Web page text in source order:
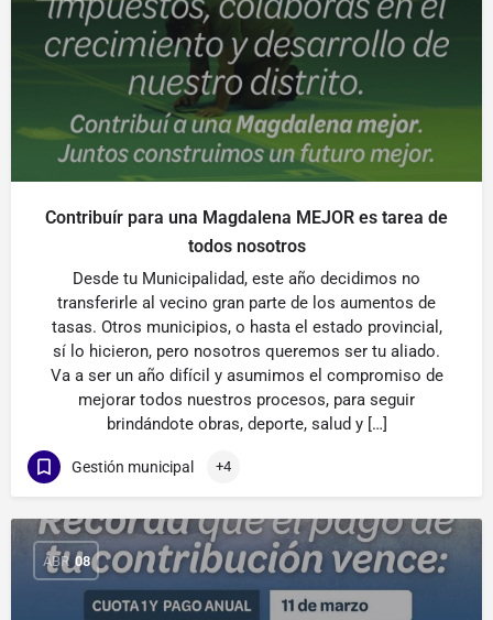
Contribuír para una Magdalena MEJOR es tarea de
todos nosotros
Desde tu Municipalidad, este año decidimos no
transferirle al vecino gran parte de los aumentos de
tasas. Otros municipios, o hasta el estado provincial,
sí lo hicieron, pero nosotros queremos ser tu aliado.
Va a ser un año difícil y asumimos el compromiso de
mejorar todos nuestros procesos, para seguir
brindándote obras, deporte, salud y […]
Gestión municipal +4
ABR 08